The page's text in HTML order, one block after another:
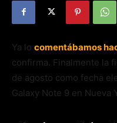
Ya lo comentábamos
confirma. Finalmente la
de agosto como fecha
Galaxy Note 9 en Nueva